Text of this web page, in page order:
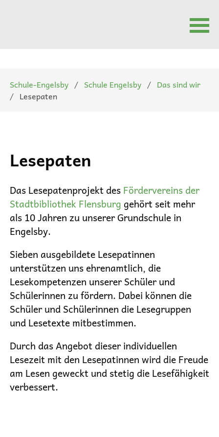
Schule-Engelsby Schule Engelsby
Das sind wir
Lesepaten
Lesepaten
Das Lesepatenprojekt desFördervereins der
Stadtbibliothek Flensburg gehört seit mehr
als 10 Jahren zu unserer Grundschule in
Engelsby.
Sieben ausgebildete Lesepatinnen
unterstützen uns ehrenamtlich, die
Lesekompetenzen unserer Schüler und
Schülerinnen zu fördern. Dabei können die
Schüler und Schülerinnen die Lesegruppen
und Lesetexte mitbestimmen.
Durch das Angebot dieser individuellen
Lesezeit mit den Lesepatinnen wird die Freude
am Lesen geweckt und stetig die Lesefähigkeit
verbessert.